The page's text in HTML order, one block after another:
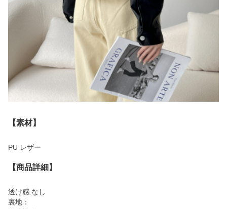
【素材】
PU レザー
【商品詳細】
透け感:なし
裏地：